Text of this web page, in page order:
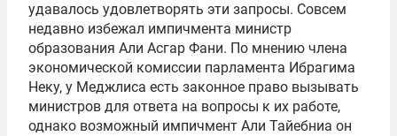
удавалось удовлетворять эти запросы. Совсем
недавно избежал импичмента министр
образования Али Асгар Фани. По мнению члена
экономической комиссии парламента Ибрагима
Неку, у Меджлиса есть законное право вызывать
министров для ответа на вопросы к их работе,
однако возможный импичмент Али Тайебниа он